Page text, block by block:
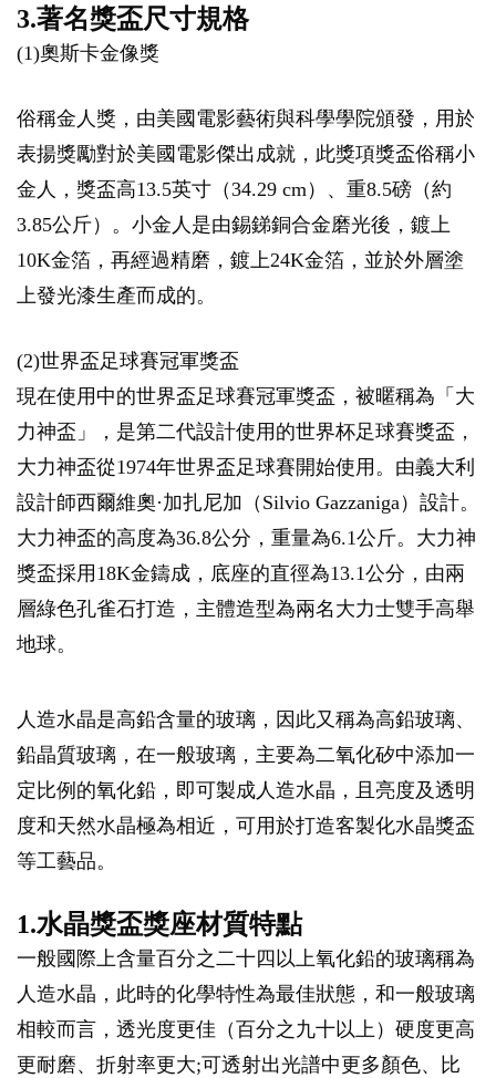
3.著名獎盃尺寸規格
(1)奧斯卡金像獎
俗稱金人獎，由美國電影藝術與科學學院頒發，用於
表揚獎勵對於美國電影傑出成就，此獎項獎盃俗稱小
金人，獎盃高13.5英寸（34.29 cm）、重8.5磅（約
3.85公斤）。小金人是由錫銻銅合金磨光後，鍍上
10K金箔，再經過精磨，鍍上24K金箔，並於外層塗
上發光漆生產而成的。
(2)世界盃足球賽冠軍獎盃
現在使用中的世界盃足球賽冠軍獎盃，被暱稱為「大
力神盃」，是第二代設計使用的世界杯足球賽獎盃，
大力神盃從1974年世界盃足球賽開始使用。由義大利
設計師西爾維奧·加扎尼加（Silvio Gazzaniga）設計。
大力神盃的高度為36.8公分，重量為6.1公斤。大力神
獎盃採用18K金鑄成，底座的直徑為13.1公分，由兩
層綠色孔雀石打造，主體造型為兩名大力士雙手高舉
地球。
人造水晶是高鉛含量的玻璃，因此又稱為高鉛玻璃、
鉛晶質玻璃，在一般玻璃，主要為二氧化矽中添加一
定比例的氧化鉛，即可製成人造水晶，且亮度及透明
度和天然水晶極為相近，可用於打造客製化水晶獎盃
等工藝品。
1.水晶獎盃獎座材質特點
一般國際上含量百分之二十四以上氧化鉛的玻璃稱為
人造水晶，此時的化學特性為最佳狀態，和一般玻璃
相較而言，透光度更佳（百分之九十以上）硬度更高
更耐磨、折射率更大;可透射出光譜中更多顏色、比